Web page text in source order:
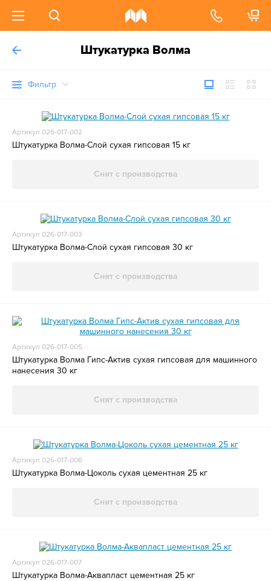
Штукатурка Волма
Фильтр
Артикул 026-017-002
Штукатурка Волма-Слой сухая гипсовая 15 кг
Снят с производства
Артикул 026-017-003
Штукатурка Волма-Слой сухая гипсовая 30 кг
Снят с производства
Артикул 026-017-005
Штукатурка Волма Гипс-Актив сухая гипсовая для машинного
нанесения 30 кг
Снят с производства
Артикул 026-017-006
Штукатурка Волма-Цоколь сухая цементная 25 кг
Снят с производства
Артикул 026-017-007
Штукатурка Волма-Аквапласт цементная 25 кг